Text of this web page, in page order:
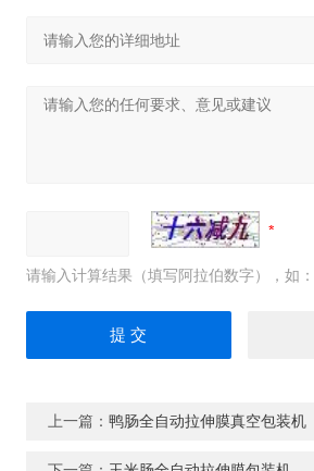
请输入计算结果（填写阿拉伯数字），如
上一篇： 鸭肠全自动拉伸膜真空包装机